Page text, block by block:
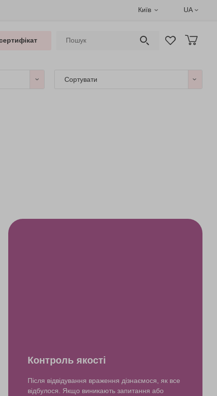
Київ UA
Сортувати
Контроль якості
Після відвідування враження дізнаємося, як все
відбулося. Якщо виникають запитання або